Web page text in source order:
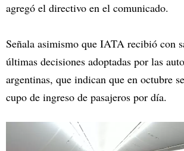
agregó el directivo en el comunicado.
Señala asimismo que IATA recibió con
últimas decisiones adoptadas por las
argentinas, que indican que en octubre
cupo de ingreso de pasajeros por día.